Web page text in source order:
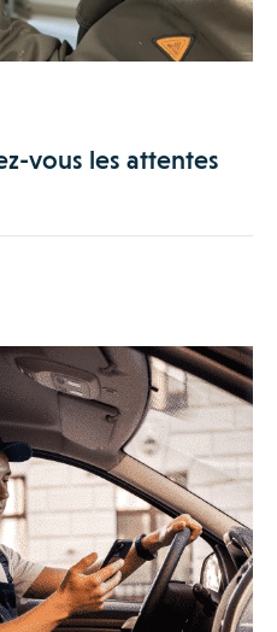
vous les attentes